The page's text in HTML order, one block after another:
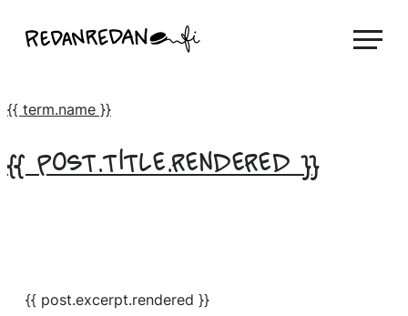
sisältöön
Linda Saukko-Rauta, Redanredan Oy
piirrosvideoita
{{ term.name }}
{{ post.title.rendered }}
{{ post.excerpt.rendered }}